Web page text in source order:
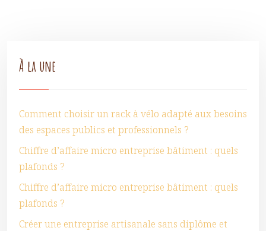
À la une
Comment choisir un rack à vélo adapté aux besoins
des espaces publics et professionnels ?
Chiffre d’affaire micro entreprise bâtiment : quels
plafonds ?
Chiffre d’affaire micro entreprise bâtiment : quels
plafonds ?
Créer une entreprise artisanale sans diplôme et